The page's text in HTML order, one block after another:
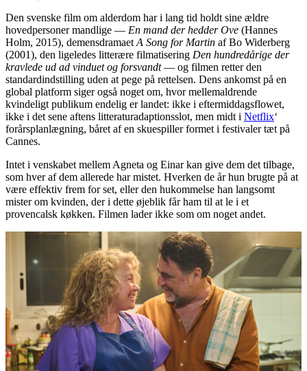
Den svenske film om alderdom har i lang tid holdt sine ældre
hovedpersoner mandlige — En mand der hedder Ove (Hannes
Holm, 2015), demensdramaet A Song for Martin af Bo Widerberg
(2001), den ligeledes litterære filmatisering Den hundredårige der
kravlede ud ad vinduet og forsvandt— og filmen retter den
standardindstilling uden at pege på rettelsen. Dens ankomst på en
global platform siger også noget om, hvor mellemaldrende
kvindeligt publikum endelig er landet: ikke i eftermiddagsflowet,
ikke i det sene aftens litteraturadaptionsslot, men midt i Netflix‘
forårsplanlægning, båret af en skuespiller formet i festivaler tæt på
Cannes.
Intet i venskabet mellem Agneta og Einar kan give dem det tilbage,
som hver af dem allerede har mistet. Hverken de år hun brugte på at
være effektiv frem for set, eller den hukommelse han langsomt
mister om kvinden, der i dette øjeblik får ham til at le i et
provencalsk køkken. Filmen lader ikke som om noget andet.